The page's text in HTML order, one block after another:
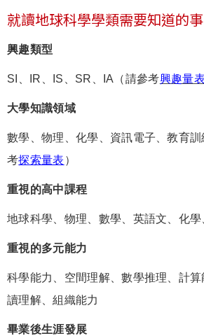
就讀地球科學學類需要知道的事
興趣類型
SI、IR、IS、SR、IA（請參考興趣量表
大學知識領域
數學、物理、化學、資訊電子、教育
考探索量表 ）
重視的高中課程
地球科學、物理、數學、英語文、化
重視的多元能力
科學能力、空間理解、數學推理、計
讀理解、組織能力
畢業後生涯發展